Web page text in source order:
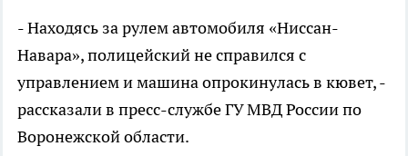
- Находясь за рулем автомобиля «Ниссан-
Навара», полицейский не справился с
управлением и машина опрокинулась в кювет, -
рассказали в пресс-службе ГУ МВД России по
Воронежской области.